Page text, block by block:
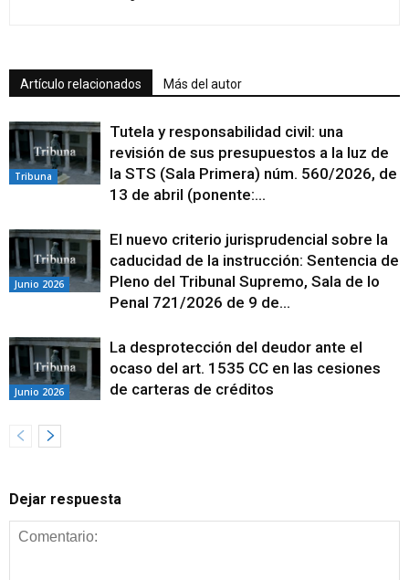
Artículo relacionados Más del autor
Tribuna
Tutela y responsabilidad civil: una
revisión de sus presupuestos a la luz de
la STS (Sala Primera) núm. 560/2026, de
13 de abril (ponente:...
Junio 2026
El nuevo criterio jurisprudencial sobre la
caducidad de la instrucción: Sentencia de
Pleno del Tribunal Supremo, Sala de lo
Penal 721/2026 de 9 de...
Junio 2026
La desprotección del deudor ante el
ocaso del art. 1535 CC en las cesiones
de carteras de créditos
Dejar respuesta